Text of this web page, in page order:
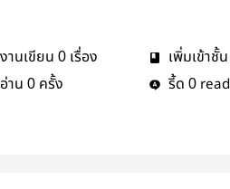
งานเขียน 0 เรื่อง เพิ่มเข้าชั้น
อ่าน 0 ครั้ง รี้ด 0 read